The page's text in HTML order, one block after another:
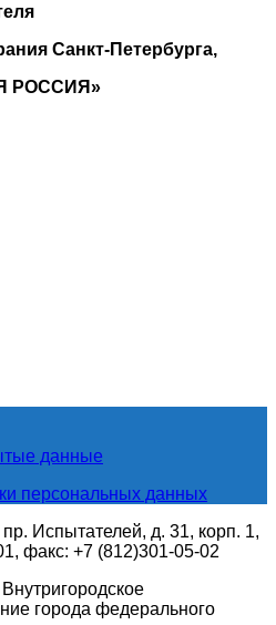
Санкт-Петербурга,
РОССИЯ»
данные
персональных данных
Испытателей, д. 31, корп. 1,
факс: +7 (812)301-05-02
Внутригородское
города федерального